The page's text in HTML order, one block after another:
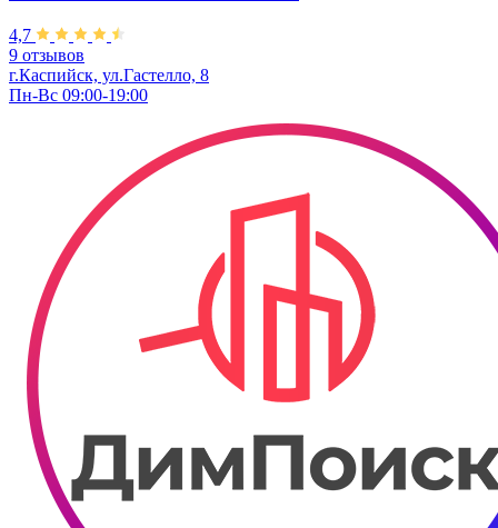
4,7
9 отзывов
г.Каспийск, ул.Гастелло, 8
Пн-Вс 09:00-19:00